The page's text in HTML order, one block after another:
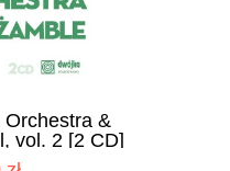
Orchestra &
vol. 2 [2 CD]